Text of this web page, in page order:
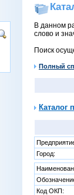
В данном
слово и
Поиск
Полный
Каталог
Город:
Код ОКП: